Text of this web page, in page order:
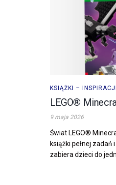
KSIĄŻKI –
LEGO®
9 maja 2026
Świat LEGO®
książki pełnej zadań
zabiera dzieci do